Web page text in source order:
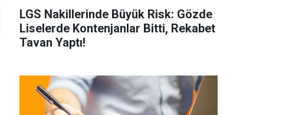
LGS Nakillerinde Büyük Risk: Gözde
Liselerde Kontenjanlar Bitti, Rekabet
Tavan Yaptı!